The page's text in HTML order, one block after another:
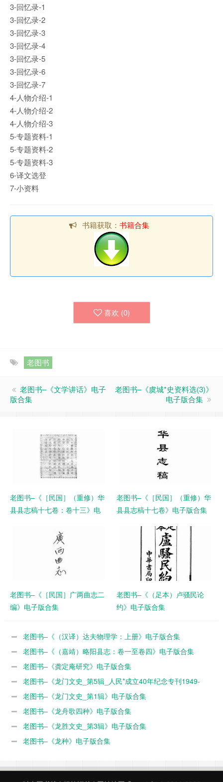
3-回忆录-1
3-回忆录-2
3-回忆录-3
3-回忆录-4
3-回忆录-5
3-回忆录-6
3-回忆录-7
4-人物介绍-1
4-人物介绍-2
4-人物介绍-3
5-专题资料-1
5-专题资料-2
5-专题资料-3
6-译文选登
7-小资料
书籍获取： 书籍合集
喜欢 (0)
老图书
老图书–《文学讲话》电子
版合集
老图书–《虞城*史资料选(3)》
电子版合集
老图书–《［民国］（重修）华
县县志稿十七卷：卷十三》电
老图书–《［民国］（重修）华
县县志稿十七卷》电子版合集
老图书–《［民国］广两曲志二
编》电子版合集
老图书–《（足本）卢骚民论
约》电子版合集
老图书–《（汉译）达夫物理学：上册》电子版合集
老图书–《（嘉靖）略阳县志：卷一至卷四》电子版合集
老图书–《龚定庵研究》电子版合集
老图书–《龙门文史_第5辑_人民*成立40年纪念专刊1949-
1989》电子版合集
老图书–《龙门文史_第1辑》电子版合集
老图书–《龙舟歌四种》电子版合集
老图书–《龙胜文史_第3辑》电子版合集
老图书–《龙种》电子版合集